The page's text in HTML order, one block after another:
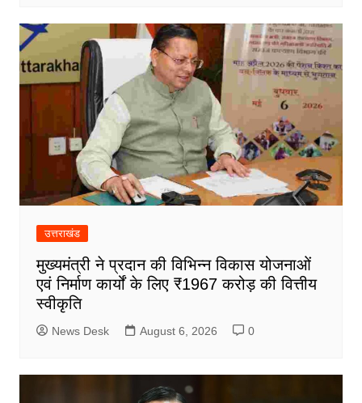
उत्तराखंड
मुख्यमंत्री ने प्रदान की विभिन्न विकास योजनाओं
एवं निर्माण कार्यों के लिए ₹1967 करोड़ की वित्तीय
स्वीकृति
News Desk August 6, 2026 0